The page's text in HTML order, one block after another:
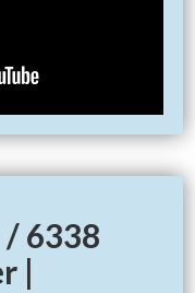
6338
|